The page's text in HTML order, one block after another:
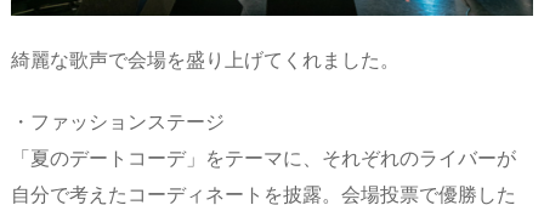
綺麗な歌声で会場を盛り上げてくれました。
・​ファッションステージ
「夏のデートコーデ」をテーマに、それぞれのライバーが
自分で考えたコーディネートを披露。会場投票で優勝した